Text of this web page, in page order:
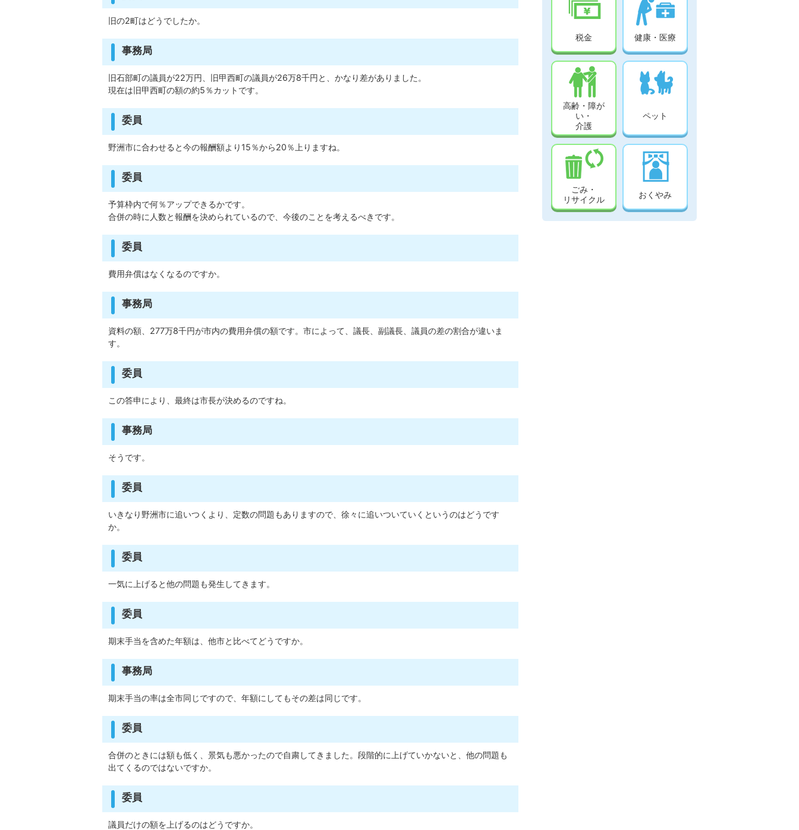
旧の2町はどうでしたか。
事務局
旧石部町の議員が22万円、旧甲西町の議員が26万8千円と、かなり差がありました。
現在は旧甲西町の額の約5％カットです。
委員
野洲市に合わせると今の報酬額より15％から20％上りますね。
委員
予算枠内で何％アップできるかです。
合併の時に人数と報酬を決められているので、今後のことを考えるべきです。
委員
費用弁償はなくなるのですか。
事務局
資料の額、277万8千円が市内の費用弁償の額です。市によって、議長、副議長、議員の差の割合が違いま
す。
委員
この答申により、最終は市長が決めるのですね。
事務局
そうです。
委員
いきなり野洲市に追いつくより、定数の問題もありますので、徐々に追いついていくというのはどうです
か。
委員
一気に上げると他の問題も発生してきます。
委員
期末手当を含めた年額は、他市と比べてどうですか。
事務局
期末手当の率は全市同じですので、年額にしてもその差は同じです。
委員
合併のときには額も低く、景気も悪かったので自粛してきました。段階的に上げていかないと、他の問題も
出てくるのではないですか。
委員
議員だけの額を上げるのはどうですか。
税金 健康・医療
高齢・障が
い・
介護
ペット
ごみ・
リサイクル
おくやみ